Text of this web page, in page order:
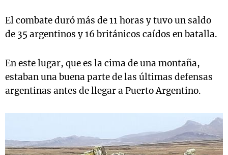
El combate duró más de 11 horas y tuvo un saldo
de 35 argentinos y 16 británicos caídos en batalla.
En este lugar, que es la cima de una montaña,
estaban una buena parte de las últimas defensas
argentinas antes de llegar a Puerto Argentino.